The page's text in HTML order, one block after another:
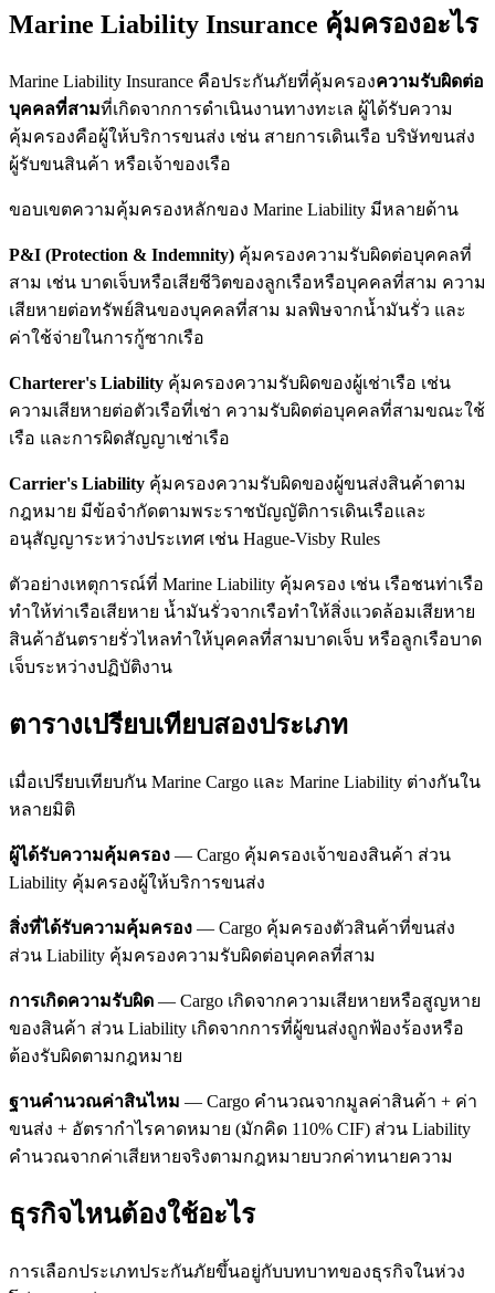
Marine Liability Insurance คุ้มครองอะไร
Marine Liability Insurance คือประกันภัยที่คุ้มครองความรับผิดต่อ
บุคคลที่สามที่เกิดจากการดำเนินงานทางทะเล ผู้ได้รับความ
คุ้มครองคือผู้ให้บริการขนส่ง เช่น สายการเดินเรือ บริษัทขนส่ง
ผู้รับขนสินค้า หรือเจ้าของเรือ
ขอบเขตความคุ้มครองหลักของ Marine Liability มีหลายด้าน
P&I (Protection & Indemnity) คุ้มครองความรับผิดต่อบุคคลที่
สาม เช่น บาดเจ็บหรือเสียชีวิตของลูกเรือหรือบุคคลที่สาม ความ
เสียหายต่อทรัพย์สินของบุคคลที่สาม มลพิษจากน้ำมันรั่ว และ
ค่าใช้จ่ายในการกู้ซากเรือ
Charterer's Liability คุ้มครองความรับผิดของผู้เช่าเรือ เช่น
ความเสียหายต่อตัวเรือที่เช่า ความรับผิดต่อบุคคลที่สามขณะใช้
เรือ และการผิดสัญญาเช่าเรือ
Carrier's Liability คุ้มครองความรับผิดของผู้ขนส่งสินค้าตาม
กฎหมาย มีข้อจำกัดตามพระราชบัญญัติการเดินเรือและ
อนุสัญญาระหว่างประเทศ เช่น Hague-Visby Rules
ตัวอย่างเหตุการณ์ที่ Marine Liability คุ้มครอง เช่น เรือชนท่าเรือ
ทำให้ท่าเรือเสียหาย น้ำมันรั่วจากเรือทำให้สิ่งแวดล้อมเสียหาย
สินค้าอันตรายรั่วไหลทำให้บุคคลที่สามบาดเจ็บ หรือลูกเรือบาด
เจ็บระหว่างปฏิบัติงาน
ตารางเปรียบเทียบสองประเภท
เมื่อเปรียบเทียบกัน Marine Cargo และ Marine Liability ต่างกันใน
หลายมิติ
ผู้ได้รับความคุ้มครอง — Cargo คุ้มครองเจ้าของสินค้า ส่วน
Liability คุ้มครองผู้ให้บริการขนส่ง
สิ่งที่ได้รับความคุ้มครอง — Cargo คุ้มครองตัวสินค้าที่ขนส่ง
ส่วน Liability คุ้มครองความรับผิดต่อบุคคลที่สาม
การเกิดความรับผิด — Cargo เกิดจากความเสียหายหรือสูญหาย
ของสินค้า ส่วน Liability เกิดจากการที่ผู้ขนส่งถูกฟ้องร้องหรือ
ต้องรับผิดตามกฎหมาย
ฐานคำนวณค่าสินไหม — Cargo คำนวณจากมูลค่าสินค้า + ค่า
ขนส่ง + อัตรากำไรคาดหมาย (มักคิด 110% CIF) ส่วน Liability
คำนวณจากค่าเสียหายจริงตามกฎหมายบวกค่าทนายความ
ธุรกิจไหนต้องใช้อะไร
การเลือกประเภทประกันภัยขึ้นอยู่กับบทบาทของธุรกิจในห่วง